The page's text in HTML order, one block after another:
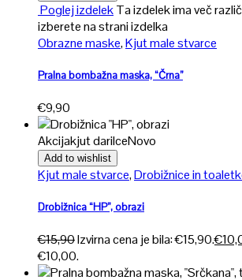
Poglej izdelekTa izdelek ima več
izberete na strani izdelka
Obrazne maske,Kjut male stvarce
Pralna bombažna maska, “Črna”
€9,90
Akcijakjut darilceNovo
Add to wishlist
Kjut male stvarce,Drobižnice in
Drobižnica “HP”, obrazi
€15,90Izvirna cena je bila: €15,90.€
€10,00.